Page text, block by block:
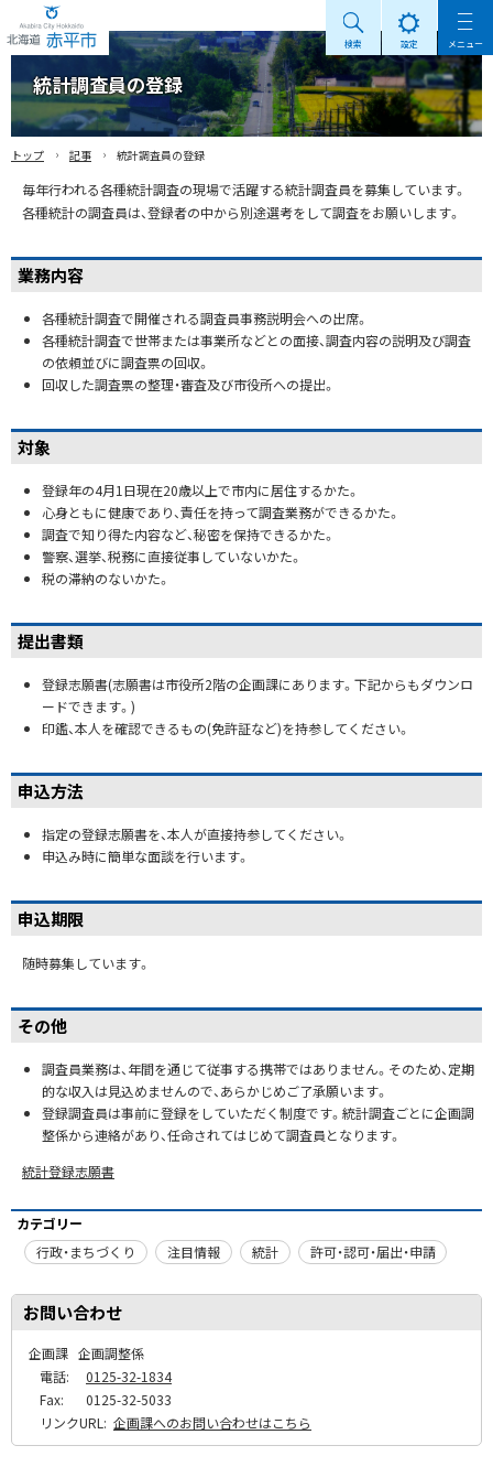
Akabira City Hokkaido 北海道 赤平市
検索 設定 メニュー
統計調査員の登録
トップ › 記事 › 統計調査員の登録
毎年行われる各種統計調査の現場で活躍する統計調査員を募集しています。
各種統計の調査員は、登録者の中から別途選考をして調査をお願いします。
業務内容
各種統計調査で開催される調査員事務説明会への出席。
各種統計調査で世帯または事業所などとの面接、調査内容の説明及び調査
の依頼並びに調査票の回収。
回収した調査票の整理・審査及び市役所への提出。
対象
登録年の4月1日現在20歳以上で市内に居住するかた。
心身ともに健康であり、責任を持って調査業務ができるかた。
調査で知り得た内容など、秘密を保持できるかた。
警察、選挙、税務に直接従事していないかた。
税の滞納のないかた。
提出書類
登録志願書(志願書は市役所2階の企画課にあります。下記からもダウンロ
ードできます。)
印鑑、本人を確認できるもの(免許証など)を持参してください。
申込方法
指定の登録志願書を、本人が直接持参してください。
申込み時に簡単な面談を行います。
申込期限
随時募集しています。
その他
調査員業務は、年間を通じて従事する携帯ではありません。そのため、定期
的な収入は見込めませんので、あらかじめご了承願います。
登録調査員は事前に登録をしていただく制度です。統計調査ごとに企画調
整係から連絡があり、任命されてはじめて調査員となります。
統計登録志願書
カテゴリー
行政・まちづくり
注目情報 統計 許可・認可・届出・申請
お問い合わせ
企画課 企画調整係
電話:
0125-32-1834
Fax:
0125-32-5033
リンクURL: 企画課へのお問い合わせはこちら